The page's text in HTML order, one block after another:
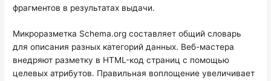
фрагментов в результатах выдачи.
Микроразметка Schema.org составляет общий словарь
для описания разных категорий данных. Веб-мастера
внедряют разметку в HTML-код страниц с помощью
целевых атрибутов. Правильная воплощение увеличивает